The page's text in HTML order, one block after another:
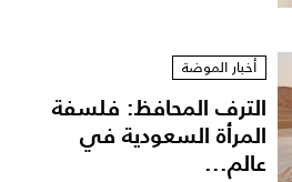
أخبار الموضة
الترف المحافظ: فلسفة
المرأة السعودية في
عالم...